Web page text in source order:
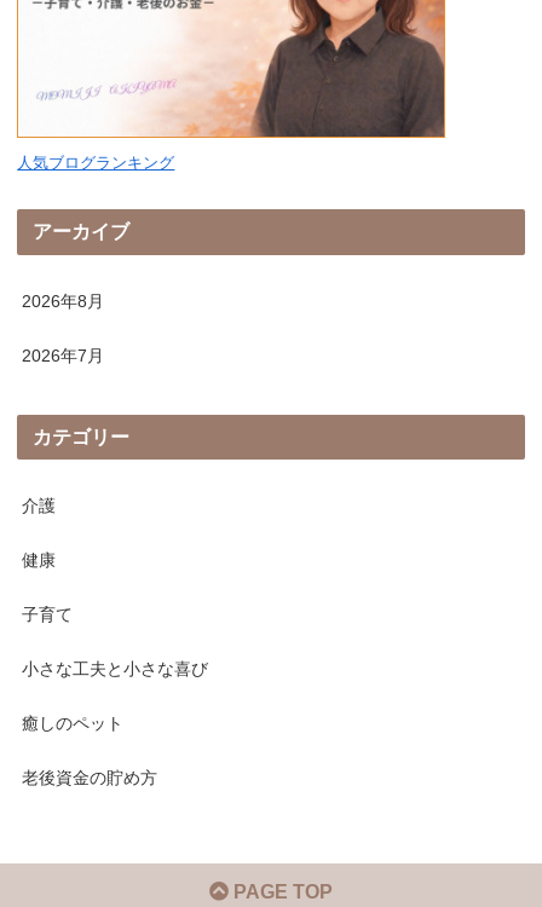
人気ブログランキング
アーカイブ
2026年8月
2026年7月
カテゴリー
介護
健康
子育て
小さな工夫と小さな喜び
癒しのペット
老後資金の貯め方
PAGE TOP